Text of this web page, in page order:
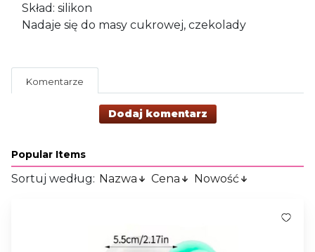
Skład: silikon
Nadaje się do masy cukrowej, czekolady
Komentarze
Dodaj komentarz
Popular Items
Sortuj według: Nazwa Cena Nowość